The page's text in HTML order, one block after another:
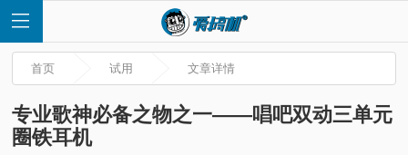
首页 试用 文章详情
专业歌神必备之物之一——唱吧双动三单元
圈铁耳机